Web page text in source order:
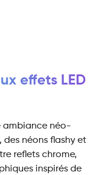
effets LED
ambiance néo-
des néons flashy et
reflets chrome,
inspirés de